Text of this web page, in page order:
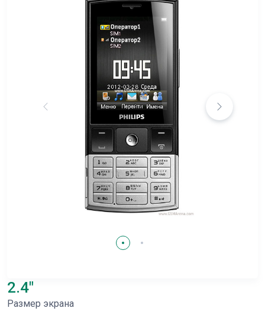
2.4"
Размер экрана